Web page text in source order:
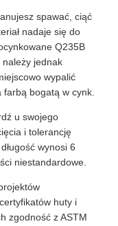
spawać, ciąć
nadaje się do
Q235B
jednak
wypalić
bogatą w cynk.
u swojego
i tolerancję
wynosi 6
niestandardowe.
huty i
zgodność z ASTM